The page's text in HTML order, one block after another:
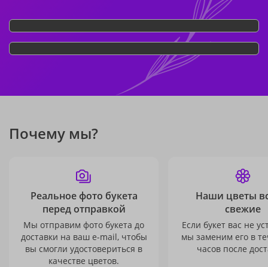
Почему мы?
Реальное фото букета
перед отправкой
Мы отправим фото букета до
доставки на ваш e-mail, чтобы
вы смогли удостовериться в
качестве цветов.
Наши цветы
свежие
Если букет вас не
мы заменим его в
часов после